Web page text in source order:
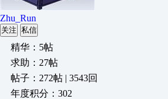
Zhu_Run
关注 私信
精华：5帖
求助：27帖
帖子：272帖 | 3543回
年度积分：302